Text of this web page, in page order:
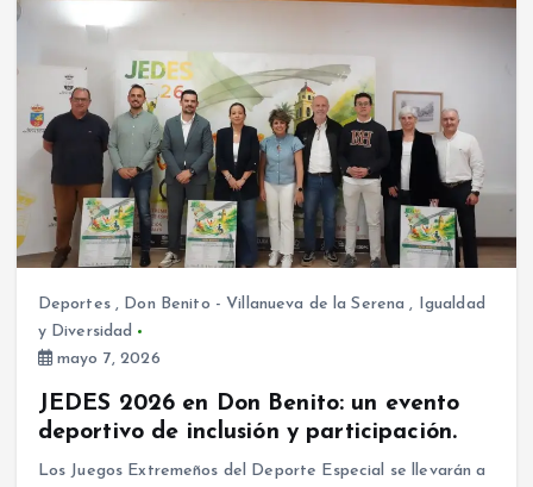
Deportes, Don Benito - Villanueva de la Serena ,
Igualdad
y Diversidad
mayo 7, 2026
JEDES 2026 en Don Benito: un evento
deportivo de inclusión y participación.
Los Juegos Extremeños del Deporte Especial se llevarán a